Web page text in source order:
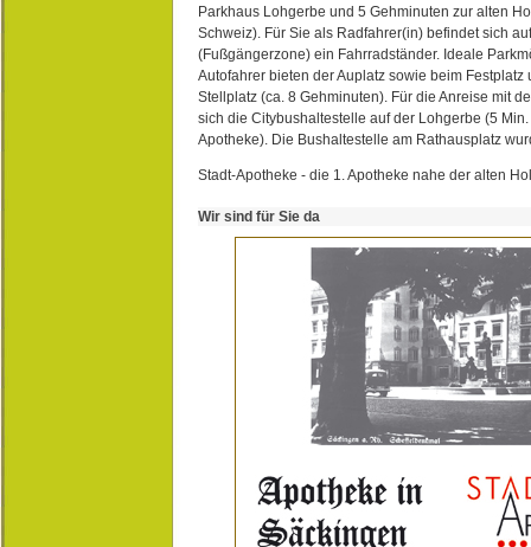
Parkhaus Lohgerbe und 5 Gehminuten zur alten
Schweiz). Für Sie als Radfahrer(in) befindet sich
(Fußgängerzone) ein Fahrradständer. Ideale
Autofahrer bieten der Auplatz sowie beim Festplatz
Stellplatz (ca. 8 Gehminuten). Für die Anreise mit
sich die Citybushaltestelle auf der Lohgerbe (5
Apotheke). Die Bushaltestelle am Rathausplatz
Stadt-Apotheke - die 1. Apotheke nahe der alten
Wir sind für Sie da